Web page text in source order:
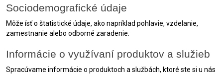
Sociodemografické údaje
Môže ísť o štatistické údaje, ako napríklad pohlavie, vzdelanie,
zamestnanie alebo odborné zaradenie.
Informácie o využívaní produktov a služieb
Spracúvame informácie o produktoch a službách, ktoré ste si u nás